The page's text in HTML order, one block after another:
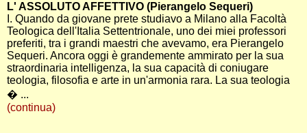
L' ASSOLUTO AFFETTIVO (Pierangelo Sequeri)
I. Quando da giovane prete studiavo a Milano alla Facoltà
Teologica dell'Italia Settentrionale, uno dei miei professori
preferiti, tra i grandi maestri che avevamo, era Pierangelo
Sequeri. Ancora oggi è grandemente ammirato per la sua
straordinaria intelligenza, la sua capacità di coniugare
teologia, filosofia e arte in un'armonia rara. La sua teologia
� ...
(continua)